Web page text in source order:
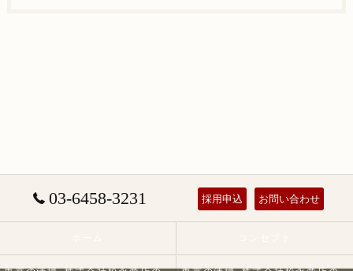
03-6458-3231 採用申込 お問い合わせ